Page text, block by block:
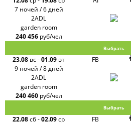
7 ночей / 6 дней
2ADL
garden room
240 456 руб/чел
Выбрать
23.08 вс-01.09 вт
9 ночей / 8 дней
FB
2ADL
garden room
240 460 руб/чел
Выбрать
22.08сб-02.09ср
FB